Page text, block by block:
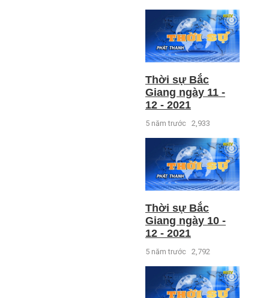
Thời sự Bắc
Giang ngày 11 -
12 - 2021
5 năm trước 2,933
Thời sự Bắc
Giang ngày 10 -
12 - 2021
5 năm trước 2,792